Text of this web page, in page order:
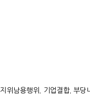
남용행위, 기업결합, 부당